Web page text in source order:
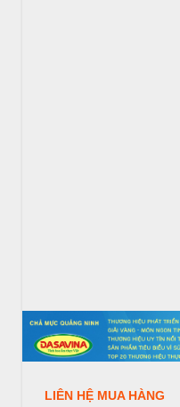
LIÊN HỆ MUA HÀNG